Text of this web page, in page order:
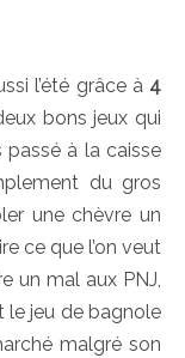
l’été grâce à 4
bons jeux qui
passé à la caisse
du gros
une chèvre un
ce que l’on veut
un mal aux PNJ,
le jeu de bagnole
malgré son